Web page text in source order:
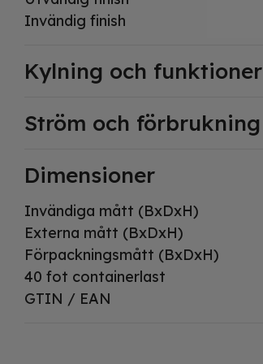
Invändig finish
Kylning och funktioner
Ström och förbrukning
Dimensioner
Invändiga mått (BxDxH)
Externa mått (BxDxH)
Förpackningsmått (BxDxH)
40 fot containerlast
GTIN / EAN